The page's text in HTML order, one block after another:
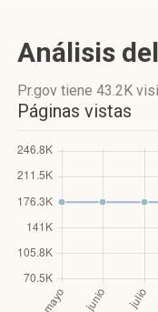
Análisis
Pr.gov tiene 43.2K
Páginas vistas